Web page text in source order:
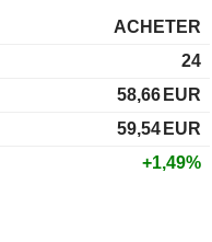
ACHETER
24
58,66 EUR
59,54 EUR
+1,49%